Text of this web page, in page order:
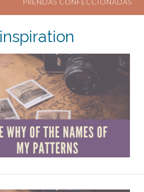
PRENDAS CONFECCIONADAS
inspiration